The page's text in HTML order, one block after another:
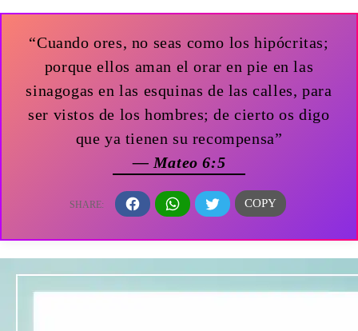
“Cuando ores, no seas como los hipócritas;
porque ellos aman el orar en pie en las
sinagogas en las esquinas de las calles, para
ser vistos de los hombres; de cierto os digo
que ya tienen su recompensa”
— Mateo 6:5